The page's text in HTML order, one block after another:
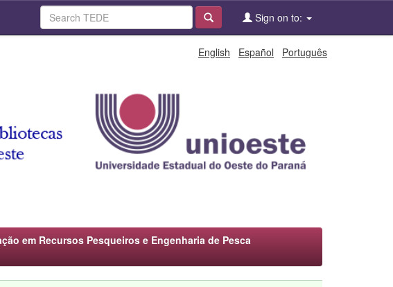
Sign on to:
English Español Português
em Recursos Pesqueiros e Engenharia de Pesca